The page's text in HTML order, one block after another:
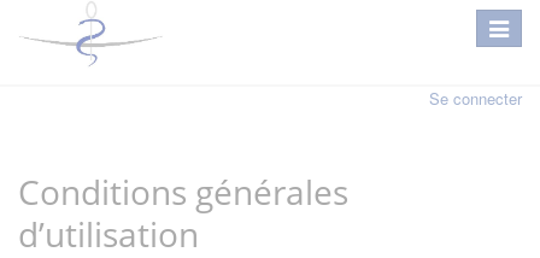
Se connecter
Conditions générales
d’utilisation